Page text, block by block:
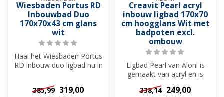
Wiesbaden Portus RD
Inbouwbad Duo
170x70x43 cm glans
wit
Haal het Wiesbaden Portus
RD inbouw duo ligbad nu in
heer...
385,99 319,00
Creavit Pearl acryl
inbouw ligbad 170x70
cm hoogglans Wit met
badpoten excl.
ombouw
Ligbad Pearl van Aloni is
gemaakt van acryl en is
uitgevoerd in het glans wit.
H...
338,14 249,00